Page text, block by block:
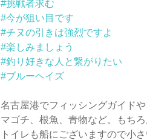
#挑戦者求む
#今が狙い目です
#チヌの引きは強烈ですよ
#楽しみましょう
#釣り好きな人と繋がりたい
#ブルーヘイズ
名古屋港でフィッシングガイド
マゴチ、根魚、青物など。もち
トイレも船にございますので小さ